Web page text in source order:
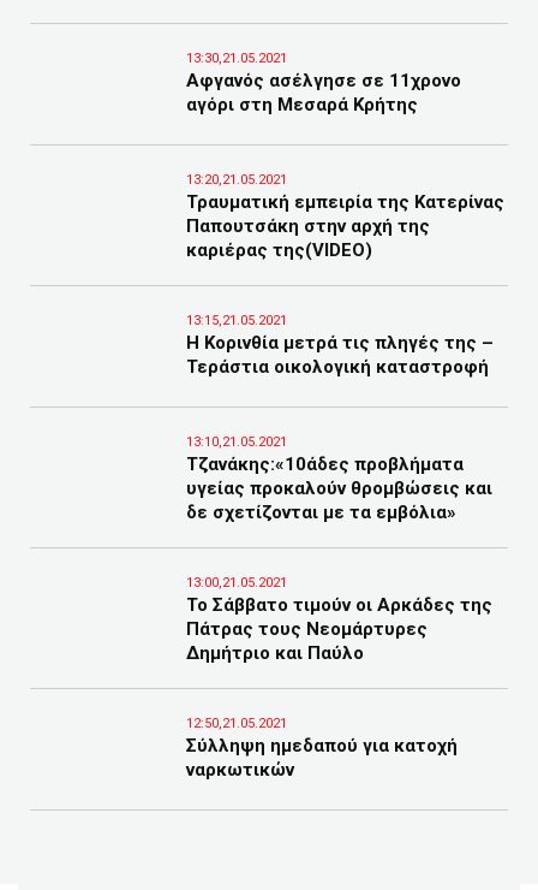
13:30,21.05.2021
Αφγανός ασέλγησε σε 11χρονο
αγόρι στη Μεσαρά Κρήτης
13:20,21.05.2021
Τραυματική εμπειρία της Κατερίνας
Παπουτσάκη στην αρχή της
καριέρας της(VIDEO)
13:15,21.05.2021
Η Κορινθία μετρά τις πληγές της –
Τεράστια οικολογική καταστροφή
13:10,21.05.2021
Τζανάκης:«10άδες προβλήματα
υγείας προκαλούν θρομβώσεις και
δε σχετίζονται με τα εμβόλια»
13:00,21.05.2021
Το Σάββατο τιμούν οι Αρκάδες της
Πάτρας τους Νεομάρτυρες
Δημήτριο και Παύλο
12:50,21.05.2021
Σύλληψη ημεδαπού για κατοχή
ναρκωτικών